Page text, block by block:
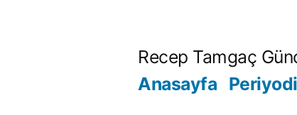
Recep Tamgaç
Anasayfa